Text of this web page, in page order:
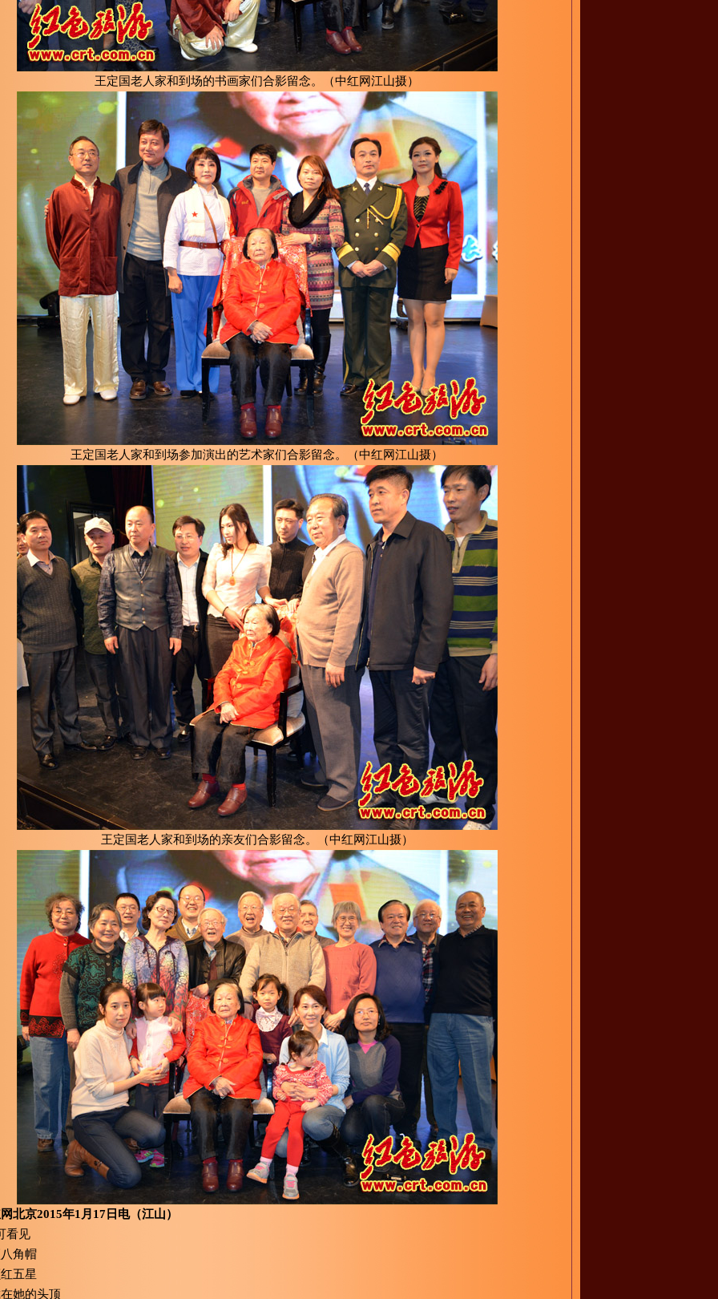
王定国老人家和到场的书画家们合影留念。（中红网江山摄）
王定国老人家和到场参加演出的艺术家们合影留念。（中红网江山摄）
王定国老人家和到场的亲友们合影留念。（中红网江山摄）
北京2015年1月17日电（江山）
看见
角帽
五星
她的头顶